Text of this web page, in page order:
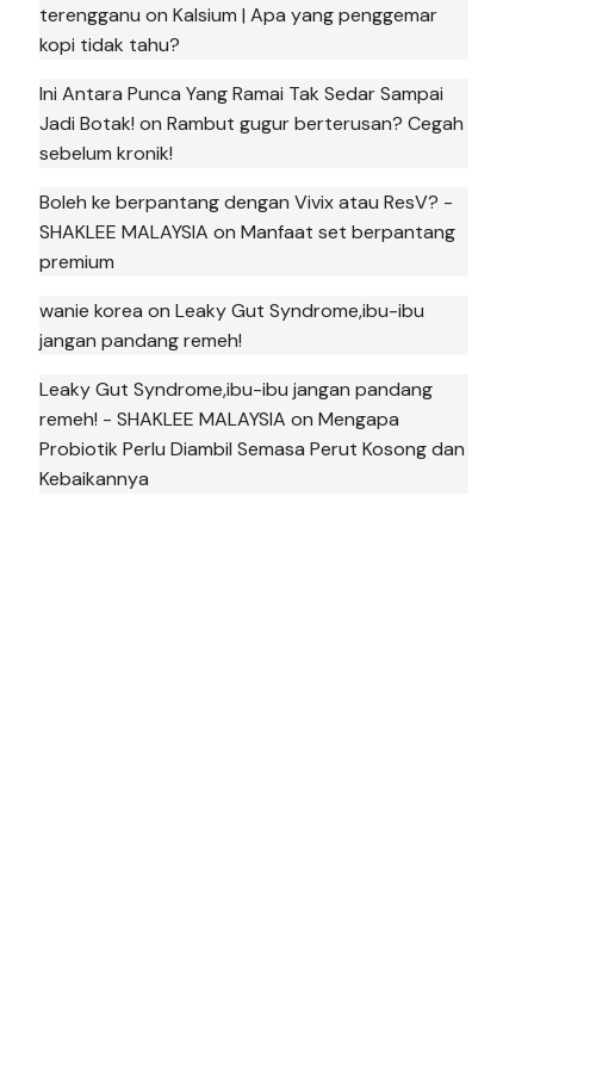
terengganu on Kalsium | Apa yang penggemar
kopi tidak tahu?
Ini Antara Punca Yang Ramai Tak Sedar Sampai
Jadi Botak! on Rambut gugur berterusan? Cegah
sebelum kronik!
Boleh ke berpantang dengan Vivix atau ResV? -
SHAKLEE MALAYSIA on Manfaat set berpantang
premium
wanie korea on Leaky Gut Syndrome,ibu-ibu
jangan pandang remeh!
Leaky Gut Syndrome,ibu-ibu jangan pandang
remeh! - SHAKLEE MALAYSIA on Mengapa
Probiotik Perlu Diambil Semasa Perut Kosong dan
Kebaikannya